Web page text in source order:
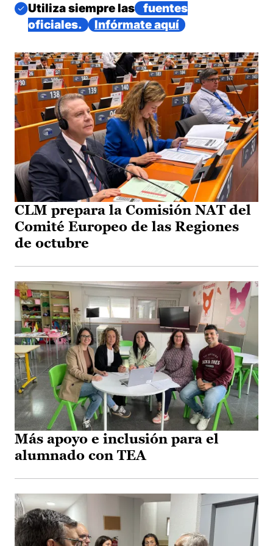
Imagen
Utiliza siempre las
fuentes
oficiales.
Infórmate aquí
CLM prepara la Comisión NAT del
Comité Europeo de las Regiones
de octubre
Más apoyo e inclusión para el
alumnado con TEA